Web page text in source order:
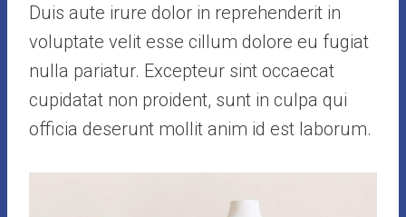
Duis aute irure dolor in reprehenderit in
voluptate velit esse cillum dolore eu fugiat
nulla pariatur. Excepteur sint occaecat
cupidatat non proident, sunt in culpa qui
officia deserunt mollit anim id est laborum.